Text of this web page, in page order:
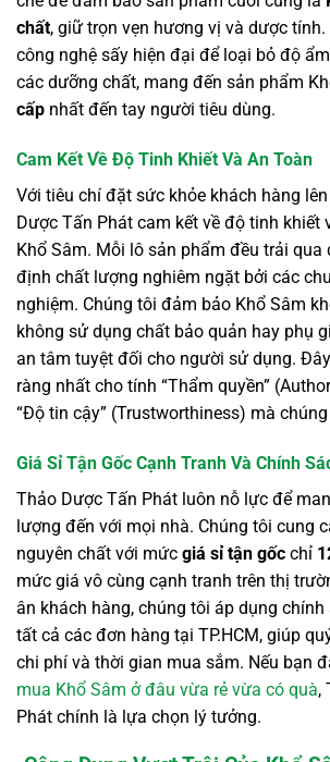
chất, giữ trọn vẹn hương vị và dược
công nghệ sấy hiện đại để loại bỏ độ
các dưỡng chất, mang đến sản phẩm
cấp nhất đến tay người tiêu dùng.
Cam Kết Về Độ Tinh Khiết Và An Toàn
Với tiêu chí đặt sức khỏe khách hàng
Dược Tấn Phát cam kết về độ tinh khiết
Khổ Sâm. Mỗi lô sản phẩm đều trải qua
định chất lượng nghiêm ngặt bởi các
nghiệm. Chúng tôi đảm bảo Khổ Sâm
không sử dụng chất bảo quản hay phụ
an tâm tuyệt đối cho người sử dụng.
ràng nhất cho tính “Thẩm quyền”
“Độ tin cậy” (Trustworthiness) mà
Giá Sỉ Tận Gốc Cạnh Tranh Và Chính
Thảo Dược Tấn Phát luôn nỗ lực để
lượng đến với mọi nhà. Chúng tôi cung
nguyên chất với mức giá sỉ tận gốc chỉ
mức giá vô cùng cạnh tranh trên thị
ân khách hàng, chúng tôi áp dụng chính
tất cả các đơn hàng tại TP.HCM, giúp
chi phí và thời gian mua sắm. Nếu bạn
mua Khổ Sâm ở đâu vừa rẻ vừa có quà,
Phát chính là lựa chọn lý tưởng.